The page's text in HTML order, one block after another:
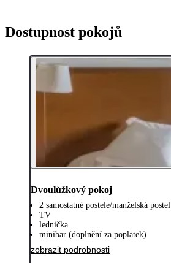
Dostupnost pokojů
Dvoulůžkový pokoj
2 samostatné postele/manželská postel
TV
lednička
minibar (doplnění za poplatek)
zobrazit podrobnosti